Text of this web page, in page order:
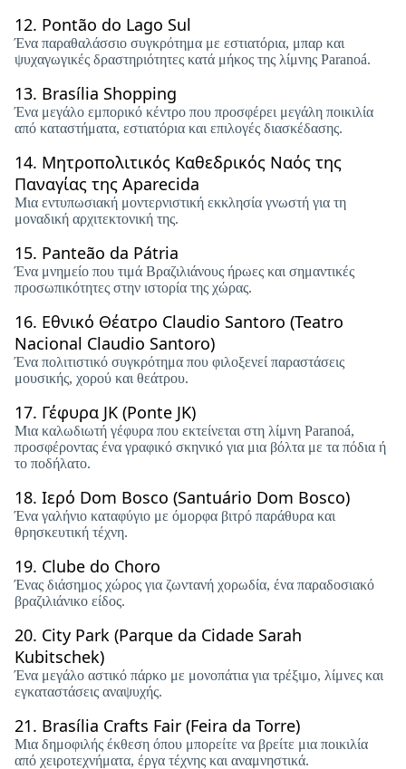
12. Pontão do Lago Sul
Ένα παραθαλάσσιο συγκρότημα με εστιατόρια, μπαρ και
ψυχαγωγικές δραστηριότητες κατά μήκος της λίμνης Paranoá.
13. Brasília Shopping
Ένα μεγάλο εμπορικό κέντρο που προσφέρει μεγάλη ποικιλία
από καταστήματα, εστιατόρια και επιλογές διασκέδασης.
14. Μητροπολιτικός Καθεδρικός Ναός της
Παναγίας της Aparecida
Μια εντυπωσιακή μοντερνιστική εκκλησία γνωστή για τη
μοναδική αρχιτεκτονική της.
15. Panteão da Pátria
Ένα μνημείο που τιμά Βραζιλιάνους ήρωες και σημαντικές
προσωπικότητες στην ιστορία της χώρας.
16. Εθνικό Θέατρο Claudio Santoro (Teatro
Nacional Claudio Santoro)
Ένα πολιτιστικό συγκρότημα που φιλοξενεί παραστάσεις
μουσικής, χορού και θεάτρου.
17. Γέφυρα JK (Ponte JK)
Μια καλωδιωτή γέφυρα που εκτείνεται στη λίμνη Paranoá,
προσφέροντας ένα γραφικό σκηνικό για μια βόλτα με τα πόδια ή
το ποδήλατο.
18. Ιερό Dom Bosco (Santuário Dom Bosco)
Ένα γαλήνιο καταφύγιο με όμορφα βιτρό παράθυρα και
θρησκευτική τέχνη.
19. Clube do Choro
Ένας διάσημος χώρος για ζωντανή χορωδία, ένα παραδοσιακό
βραζιλιάνικο είδος.
20. City Park (Parque da Cidade Sarah
Kubitschek)
Ένα μεγάλο αστικό πάρκο με μονοπάτια για τρέξιμο, λίμνες και
εγκαταστάσεις αναψυχής.
21. Brasília Crafts Fair (Feira da Torre)
Μια δημοφιλής έκθεση όπου μπορείτε να βρείτε μια ποικιλία
από χειροτεχνήματα, έργα τέχνης και αναμνηστικά.